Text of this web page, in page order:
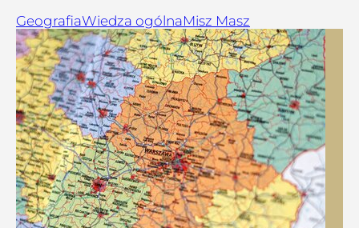
GeografiaWiedza ogólnaMisz Masz